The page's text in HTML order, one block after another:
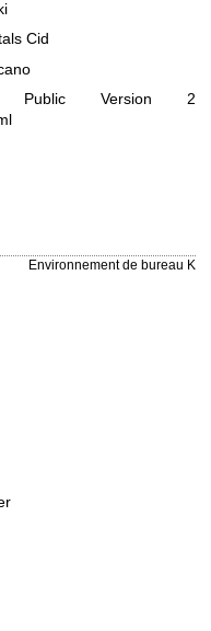
Cid
Public Version 2
Environnement de bureau K